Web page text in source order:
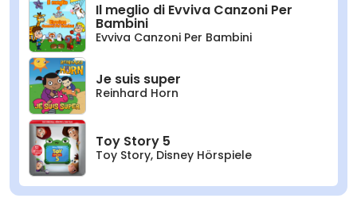
Il meglio di Evviva Canzoni Per
Bambini
Evviva Canzoni Per Bambini
Je suis super
Reinhard Horn
Toy Story 5
Toy Story, Disney Hörspiele